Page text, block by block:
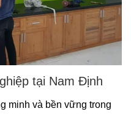
tại Nam Định
minh và bền vững trong